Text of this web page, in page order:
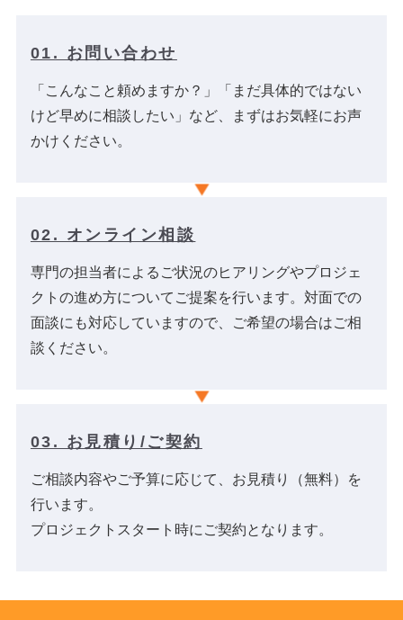
01. お問い合わせ
「こんなこと頼めますか？」「まだ具体的ではない
けど早めに相談したい」など、まずはお気軽にお声
かけください。
02. オンライン相談
専門の担当者によるご状況のヒアリングやプロジェ
クトの進め方についてご提案を行います。対面での
面談にも対応していますので、ご希望の場合はご相
談ください。
03. お見積り/ご契約
ご相談内容やご予算に応じて、お見積り（無料）を
行います。
プロジェクトスタート時にご契約となります。